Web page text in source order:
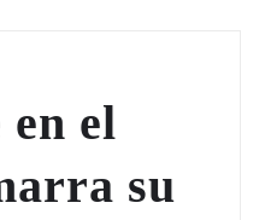
el
su